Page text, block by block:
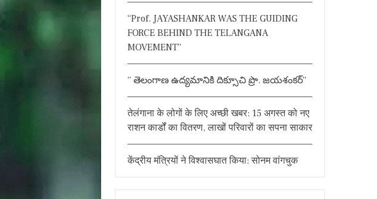
“Prof. JAYASHANKAR WAS THE GUIDING
FORCE BEHIND THE TELANGANA
MOVEMENT”
” తెలంగాణ ఉద్యమానికి దిక్సూచి ప్రొ. జయశంకర్”
तेलंगाना के लोगों के लिए अच्छी खबर: 15 अगस्त को नए
राशन कार्डों का वितरण, लाखों परिवारों का सपना साकार
केंद्रीय मंत्रियों ने विश्वासघात किया: सोनम वांगचुक